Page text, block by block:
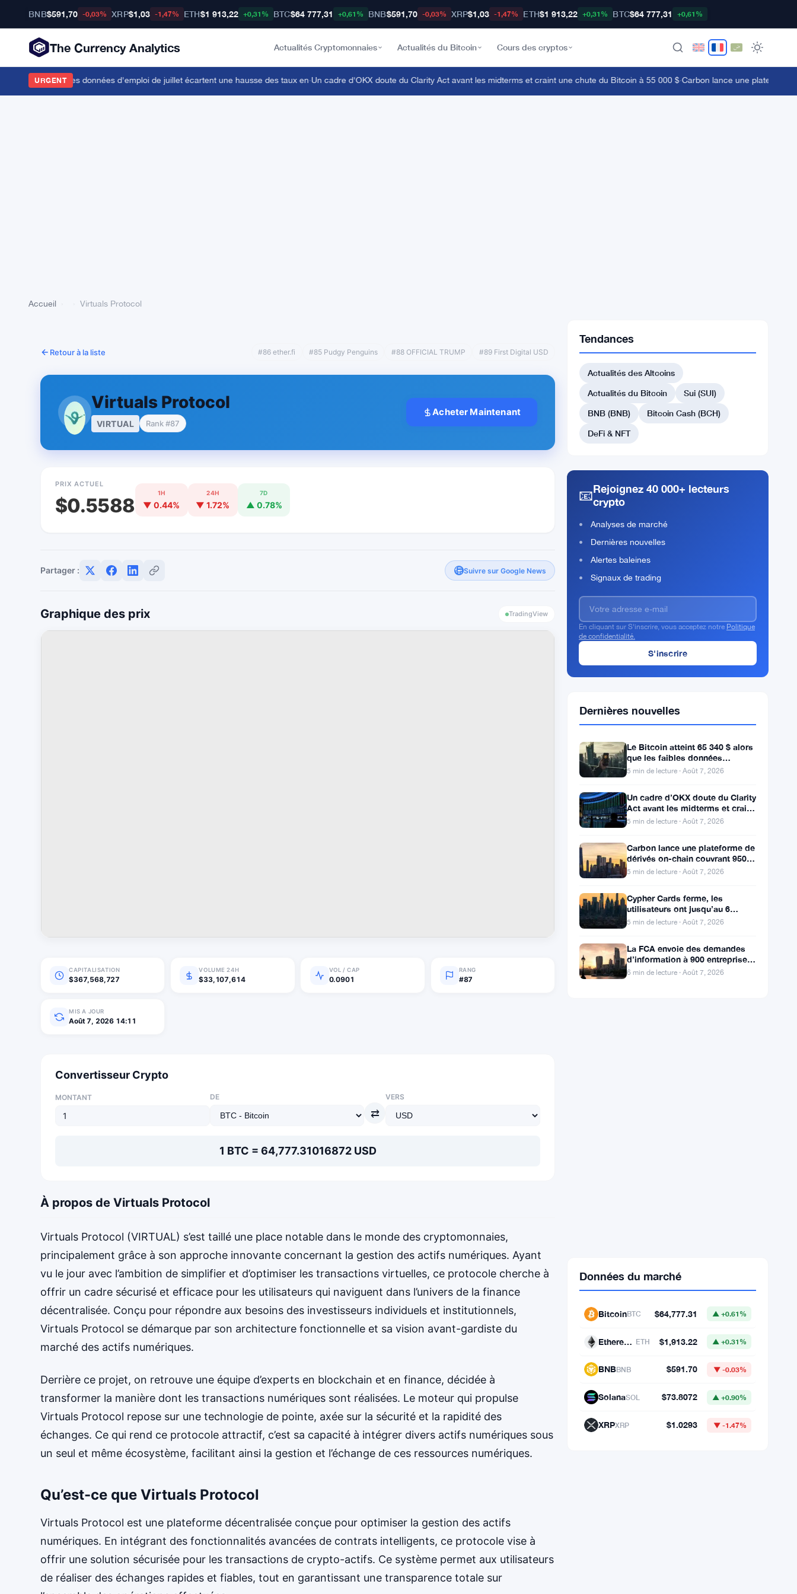
BNB$591,70 -0,03% XRP$1,03 -1,47% ETH$1 913,22 +0,31% BTC$64 777,31 +0,61% BNB$591,70 -0,03% XRP$1,03 -1,47% ETH$1 913,22 +0,31% BTC$64 777,31 +0,61%
The Currency Analytics Actualités Cryptomonnaies Actualités du Bitcoin Cours des cryptos
URGENT
que les faibles données d'emploi de juillet écartent une hausse des taux en ·Un cadre d'OKX doute du Clarity Act avant les midterms et craint une chute du Bitcoin à 55 000 $·Carbon lance une plateforme
Accueil Virtuals Protocol
Retour à la liste #86 ether.fi #85 Pudgy Penguins #88 OFFICIAL TRUMP #89 First Digital USD
Virtuals Protocol
VIRTUAL Rank #87
Acheter Maintenant
PRIX ACTUEL
$0.5588
1H
▼ 0.44%
24H
▼ 1.72%
7D
▲ 0.78%
Partager : Suivre sur Google News
Graphique des prix TradingView
CAPITALISATION
$367,568,727
VOLUME 24H
$33,107,614
VOL / CAP
0.0901
RANG
#87
MIS A JOUR
Août 7, 2026 14:11
Convertisseur Crypto
MONTANT DE
⇄
VERS
1 BTC = 64,777.31016872 USD
À propos de Virtuals Protocol
Virtuals Protocol (VIRTUAL) s’est taillé une place notable dans le monde des cryptomonnaies,
principalement grâce à son approche innovante concernant la gestion des actifs numériques. Ayant
vu le jour avec l’ambition de simplifier et d’optimiser les transactions virtuelles, ce protocole cherche à
offrir un cadre sécurisé et efficace pour les utilisateurs qui naviguent dans l’univers de la finance
décentralisée. Conçu pour répondre aux besoins des investisseurs individuels et institutionnels,
Virtuals Protocol se démarque par son architecture fonctionnelle et sa vision avant-gardiste du
marché des actifs numériques.
Derrière ce projet, on retrouve une équipe d’experts en blockchain et en finance, décidée à
transformer la manière dont les transactions numériques sont réalisées. Le moteur qui propulse
Virtuals Protocol repose sur une technologie de pointe, axée sur la sécurité et la rapidité des
échanges. Ce qui rend ce protocole attractif, c’est sa capacité à intégrer divers actifs numériques sous
un seul et même écosystème, facilitant ainsi la gestion et l’échange de ces ressources numériques.
Qu’est-ce que Virtuals Protocol
Virtuals Protocol est une plateforme décentralisée conçue pour optimiser la gestion des actifs
numériques. En intégrant des fonctionnalités avancées de contrats intelligents, ce protocole vise à
offrir une solution sécurisée pour les transactions de crypto-actifs. Ce système permet aux utilisateurs
de réaliser des échanges rapides et fiables, tout en garantissant une transparence totale sur
Tendances
Actualités des Altcoins
Actualités du Bitcoin
Sui (SUI)
BNB (BNB)
Bitcoin Cash (BCH)
DeFi & NFT
📧Rejoignez 40 000+ lecteurs
crypto
Analyses de marché
Dernières nouvelles
Alertes baleines
Signaux de trading
En cliquant sur S'inscrire, vous acceptez notre Politique
de confidentialité.
Dernières nouvelles
Le Bitcoin atteint 65 340 $ alors
que les faibles données
d’emploi de juillet écartent une
5 min de lecture · Août 7, 2026
Un cadre d’OKX doute du Clarity
Act avant les midterms et craint
une chute du Bitcoin à 55 000 $
5 min de lecture · Août 7, 2026
Carbon lance une plateforme de
dérivés on-chain couvrant 950
marchés en TradFi et crypto
5 min de lecture · Août 7, 2026
Cypher Cards ferme, les
utilisateurs ont jusqu’au 6
septembre pour retirer leurs
5 min de lecture · Août 7, 2026
La FCA envoie des demandes
d’information à 900 entreprises
de l’Annexe 1 contre le
6 min de lecture · Août 7, 2026
Données du marché